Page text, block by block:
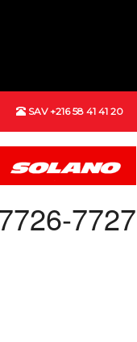
SAV +216 58 41 41 20
7727